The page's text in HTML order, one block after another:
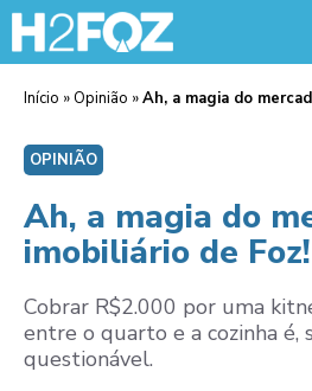
Início »Opinião »Ah, a magia do
OPINIÃO
Ah, a magia do
imobiliário de Foz!
Cobrar R$2.000 por uma
entre o quarto e a cozinha é,
questionável.